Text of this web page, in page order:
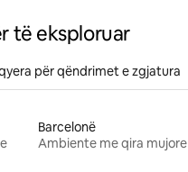
të eksploruar
për qëndrimet e zgjatura
Barcelonë
Ambiente me qira mujore